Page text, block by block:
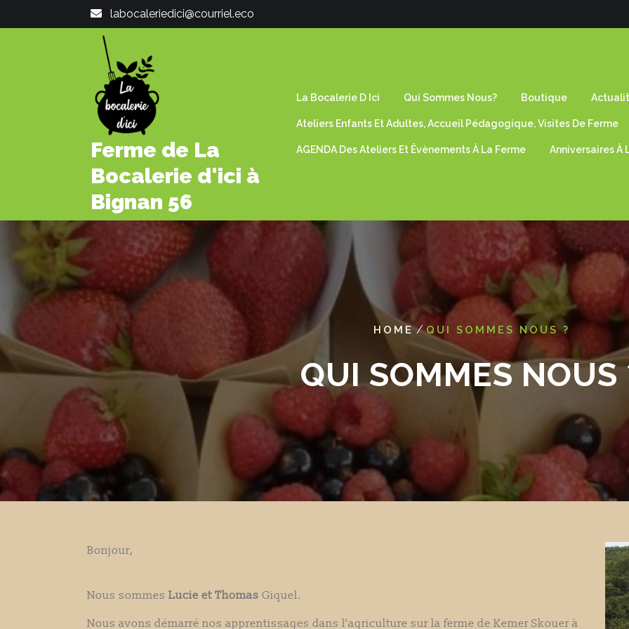
labocaleriedici@courriel.eco
Ferme de La
Bocalerie d'ici à
Bignan 56
La Bocalerie D Ici Qui Sommes Nous? Boutique
Ateliers Enfants Et Adultes, Accueil Pédagogique, Visites De Ferme
AGENDA Des Ateliers Et Êvènements À La Ferme Anniversaires À
HOME/QUI SOMMES NOUS ?
QUI SOMMES NOUS
Bonjour,
Nous sommes Lucie et Thomas Giquel.
Nous avons démarré nos apprentissages dans l’agriculture sur la ferme de Kemer Skouer à